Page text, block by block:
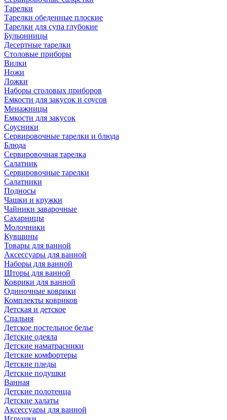
Тарелки
Тарелки обеденные плоские
Тарелки для супа глубокие
Бульонницы
Десертные тарелки
Столовые приборы
Вилки
Ножи
Ложки
Наборы столовых приборов
Емкости для закусок и соусов
Менажницы
Емкости для закусок
Соусники
Сервировочные тарелки и блюда
Блюда
Сервировочная тарелка
Салатник
Сервировочные тарелки
Салатники
Подносы
Чашки и кружки
Чайники заварочные
Сахарницы
Молочники
Кувшины
Товары для ванной
Аксессуары для ванной
Наборы для ванной
Шторы для ванной
Коврики для ванной
Одиночные коврики
Комплекты ковриков
Детская и детское
Спальня
Детское постельное белье
Детские одеяла
Детские наматрасники
Детские комфортеры
Детские пледы
Детские подушки
Ванная
Детские полотенца
Детские халаты
Аксессуары для ванной